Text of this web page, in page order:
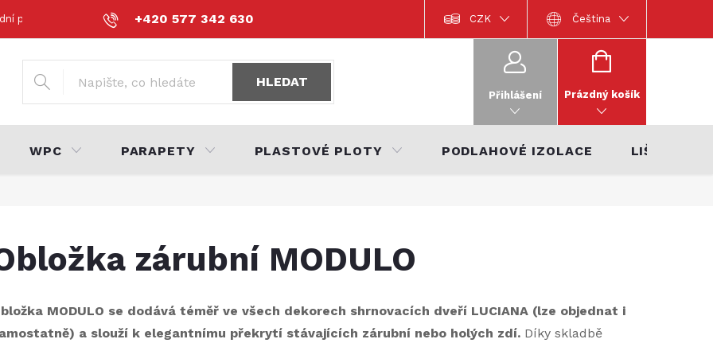
+420 577 342 630
podmínky Podmínky ochrany osobních údajů Dokumentace k výrobkům Katalog interiérů 2022
CZK Čeština
HLEDAT
Přihlášení
NÁKUPNÍ
Prázdný košík
WPC PARAPETY PLASTOVÉ PLOTY PODLAHOVÉ IZOLACE LIŠTY
zárubní MODULO
MODULO se dodává téměř ve všech dekorech shrnovacích dveří LUCIANA (lze objednat i
a slouží k elegantnímu překrytí stávajících zárubní nebo holých zdí. Díky skladbě